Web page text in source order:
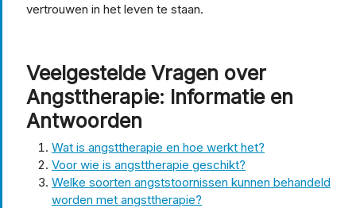
vertrouwen in het leven te staan.
Veelgestelde Vragen over
Angsttherapie: Informatie en
Antwoorden
Wat is angsttherapie en hoe werkt het?
Voor wie is angsttherapie geschikt?
Welke soorten angststoornissen kunnen behandeld
worden met angsttherapie?